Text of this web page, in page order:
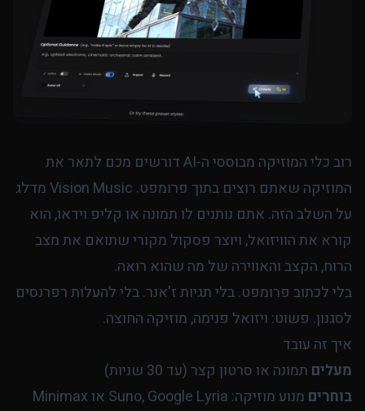
רוב כלי המוזיקה מבוססי ה-AI דורשים מכם לתאר את
המוזיקה שאתם רוצים בתוך פרומפט. Vision Music מדלג
על השלב הזה. אתם נותנים לו תמונה או קליפ וידאו, הוא
קורא את הוויזואל, ויוצר פסקול מקורי שתואם את מצב
הרוח, הקצב והאווירה של מה שהוא רואה.
בלי לכתוב פרומפט. בלי תגיות ז'אנר. בלי להעלות רפרנסים
לסגנון. פשוט: ויזואל פנימה, מוזיקה החוצה.
איך זה עובד
מעלים תמונה או סרטון קצר (עד 30 שניות)
בוחרים
מנוע מוזיקה: Suno, Google Lyria או Minimax